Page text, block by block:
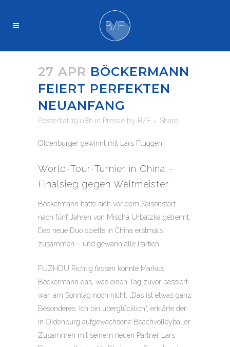
27 APR BÖCKERMANN
FEIERT PERFEKTEN
NEUANFANG
Posted at 19:08h in Presse by B/F Share
Oldenburger gewinnt mit Lars Flüggen
World-Tour-Turnier in China –
Finalsieg gegen Weltmeister
Böckermann hatte sich vor dem Saisonstart
nach fünf Jahren von Mischa Urbatzka getrennt.
Das neue Duo spielte in China erstmals
zusammen – und gewann alle Partien.
FUZHOU Richtig fassen konnte Markus
Böckermann das, was einen Tag zuvor passiert
war, am Sonntag noch nicht. „Das ist etwas ganz
Besonderes. Ich bin überglücklich“, erklärte der
in Oldenburg aufgewachsene Beachvolleyballer.
Zusammen mit seinem neuen Partner Lars